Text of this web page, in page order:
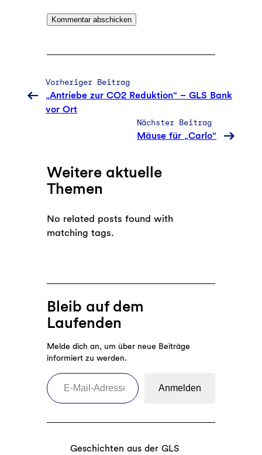
Vorheriger Beitrag
„Antriebe zur CO2 Reduktion“ – GLS Bank
vor Ort
Nächster Beitrag
Mäuse für „Carlo“
Weitere aktuelle
Themen
No related posts found with
matching tags.
Bleib auf dem
Laufenden
Melde dich an, um über neue Beiträge
informiert zu werden.
E-Mail-Adresse eingeben
Anmelden
Geschichten aus der GLS